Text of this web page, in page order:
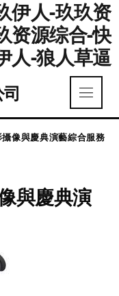
伊人-玖玖资
资源综合-快
人-狼人草逼
像與慶典演藝綜合服務
與慶典演